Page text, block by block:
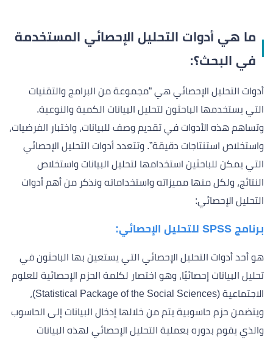
ما هي أدوات التحليل الإحصائي المستخدمة
في البحث؟:
أدوات التحليل الإحصائي هي “مجموعة من البرامج والتقنيات
التي يستخدمها الباحثون لتحليل البيانات الكمية والنوعية.
وتساهم هذه الأدوات في تقديم وصف للبيانات، واختبار الفرضيات،
واستخلاص استنتاجات دقيقة”. وتتعدد أدوات التحليل الإحصائي
التي يمكن للباحثين استخدامها لتحليل البيانات واستخلاص
النتائج، ولكل منها مميزاته واستخداماته ونذكر من أهم أدوات
التحليل الإحصائي:
برنامج SPSS للتحليل الإحصائي:
هو أحد أدوات التحليل الإحصائي التي يستعين بها الباحثون في
تحليل البيانات إحصائيًا، وهو اختصار لكلمة الحزم الإحصائية للعلوم
الاجتماعية (Statistical Package of the Social Sciences)،
ويتضمن حزم حاسوبية يتم من خلالها إدخال البيانات إلى الحاسوب
والذي يقوم بدوره بعملية التحليل الإحصائي لهذه البيانات